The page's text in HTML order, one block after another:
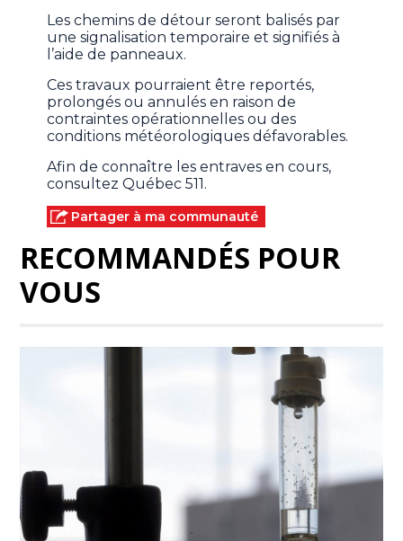
Les chemins de détour seront balisés par
une signalisation temporaire et signifiés à
l’aide de panneaux.
Ces travaux pourraient être reportés,
prolongés ou annulés en raison de
contraintes opérationnelles ou des
conditions météorologiques défavorables.
Afin de connaître les entraves en cours,
consultez Québec 511.
Partager à ma communauté
RECOMMANDÉS POUR
VOUS